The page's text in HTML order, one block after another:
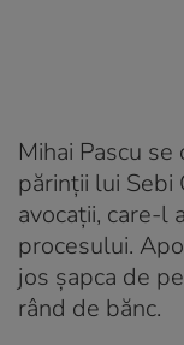
Mihai Pascu
părinţii lui Sebi
avocaţii, care-l
procesului.
jos şapca de
rând de bănc.